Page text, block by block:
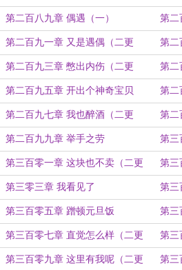
第二百八九章 偶遇（一） 第二
第二百九一章 又是遇偶（二更 第二
第二百九三章 憋出内伤（二更 第二
第二百九五章 开出个神奇宝贝 第二
第二百九七章 我也醉酒（二更 第二
第二百九九章 举手之劳 第三
第三百零一章 这块也不卖（二更 第三
忧伤
第三零三章 我看见了 第三
第三百零五章 蹭顿元旦饭 第三
第三百零七章 直觉怎么样（二更 第三
第三百零九章 这里有我呢（二更 第三